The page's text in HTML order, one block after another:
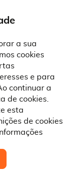
a sua
cookies
e para
continuar a
de cookies.
esta
de cookies
with
em consideração
da utilização e a
interesses. Pode